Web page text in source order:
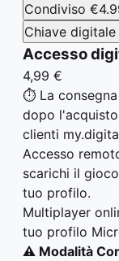
Condiviso
Chiave digitale
Accesso
4,99 €
⏱️ La
dopo
clienti
Accesso
scarichi il
tuo profilo.
Multiplayer
tuo profilo
⚠️ Modalità